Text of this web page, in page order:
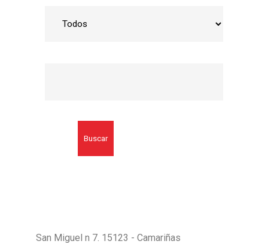
Buscar
San Miguel n 7. 15123 - Camariñas